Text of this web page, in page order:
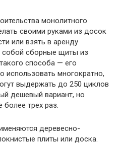
монолитного
своими руками из досок
или взять в аренду
сборные щиты из
способа — его
использовать многократно,
выдержать до 250 циклов
дешевый вариант, но
трех раз.
деревесно-
плиты или доска.